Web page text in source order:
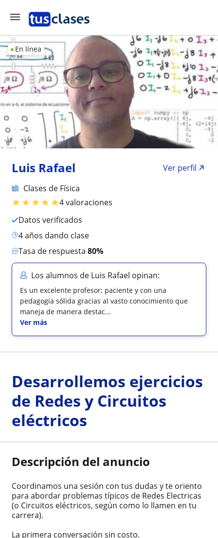
En línea
Luis Rafael
Ver perfil
Clases de Física
★★★★★4 valoraciones
Datos verificados
4 años dando clase
Tasa de respuesta 80%
Los alumnos de Luis Rafael opinan:
Es un excelente profesor; paciente y con una
pedagogía sólida gracias al vasto conocimiento que
maneja de manera destac...
Ver más
Desarrollemos ejercicios
de Redes y Circuitos
eléctricos
Descripción del anuncio
Coordinamos una sesión con tus dudas y te oriento
para abordar problemas típicos de Redes Electricas
(o Circuitos eléctricos, según como lo llamen en tu
carrera).
La primera conversación sin costo.